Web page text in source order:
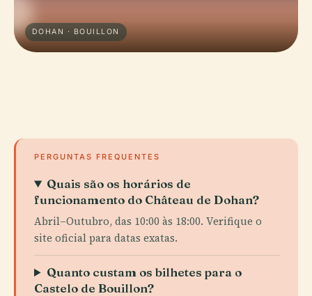
DOHAN · BOUILLON
PERGUNTAS FREQUENTES
Quais são os horários de
funcionamento do Château de Dohan?
Abril–Outubro, das 10:00 às 18:00. Verifique o
site oficial para datas exatas.
Quanto custam os bilhetes para o
Castelo de Bouillon?